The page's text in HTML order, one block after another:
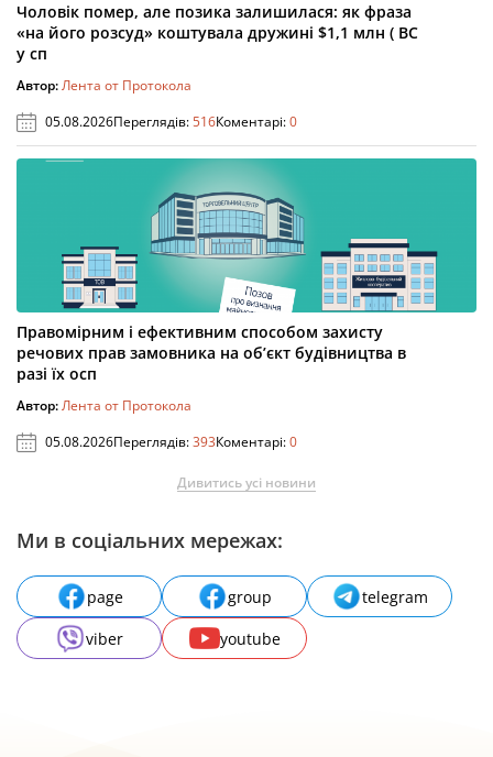
Чоловік помер, але позика залишилася: як фраза
«на його розсуд» коштувала дружині $1,1 млн ( ВС
у сп
Автор:Лента от Протокола
05.08.2026Переглядів:516Коментарі:0
Правомірним і ефективним способом захисту
речових прав замовника на об’єкт будівництва в
разі їх осп
Автор:Лента от Протокола
05.08.2026Переглядів:393Коментарі:0
Дивитись усі новини
Ми в соціальних мережах:
page group
telegram
viber
youtube